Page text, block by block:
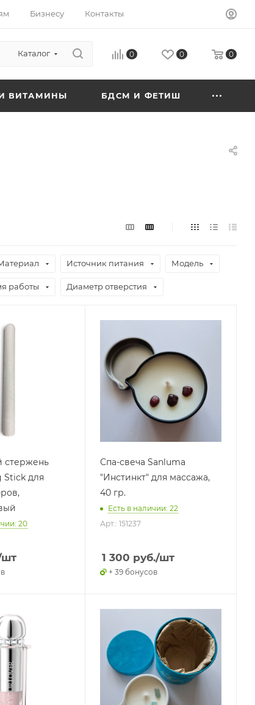
Бизнесу Контакты
Каталог 0 0 0
ВИТАМИНЫ БДСМ И ФЕТИШ
Источник питания Модель
работы Диаметр отверстия
стержень
Stick для
20
Спа-свеча Sanluma
"Инстинкт" для массажа,
40 гр.
Есть в наличии: 22
Арт.: 151237
1 300 руб./шт
+ 39 бонусов